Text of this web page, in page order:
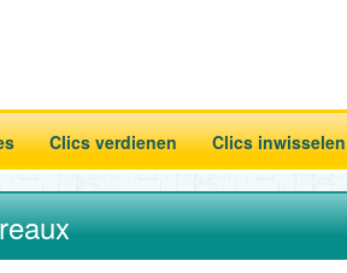
Clics verdienen Clics inwisselen